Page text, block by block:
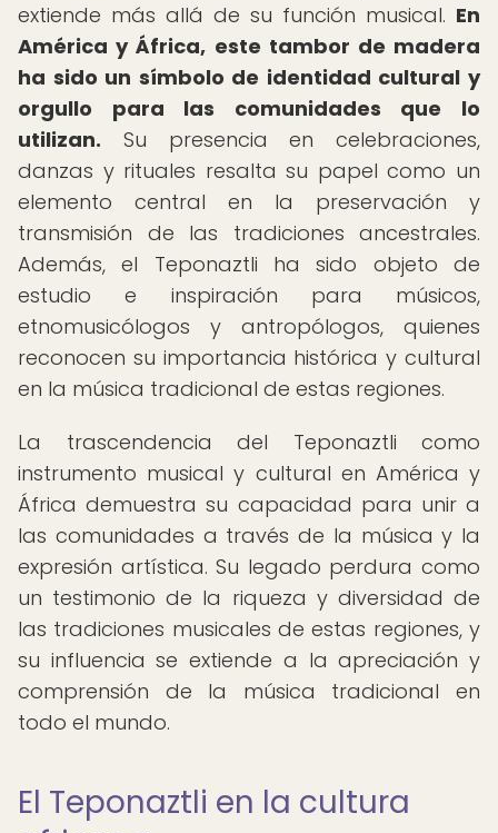
extiende más allá de su función musical. En
América y África, este tambor de madera
ha sido un símbolo de identidad cultural y
orgullo para las comunidades que lo
utilizan. Su presencia en celebraciones,
danzas y rituales resalta su papel como un
elemento central en la preservación y
transmisión de las tradiciones ancestrales.
Además, el Teponaztli ha sido objeto de
estudio e inspiración para músicos,
etnomusicólogos y antropólogos, quienes
reconocen su importancia histórica y cultural
en la música tradicional de estas regiones.
La trascendencia del Teponaztli como
instrumento musical y cultural en América y
África demuestra su capacidad para unir a
las comunidades a través de la música y la
expresión artística. Su legado perdura como
un testimonio de la riqueza y diversidad de
las tradiciones musicales de estas regiones, y
su influencia se extiende a la apreciación y
comprensión de la música tradicional en
todo el mundo.
El Teponaztli en la cultura